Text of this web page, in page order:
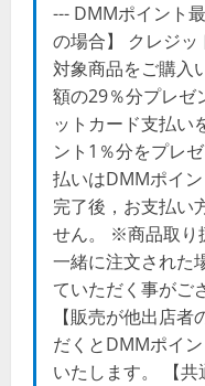
--- DMMポイント
の場合】 クレジ
対象商品をご購入
額の29％分プレゼ
ットカード支払い
ント1％分をプレ
払いはDMMポイ
完了後，お支払い
せん。 ※商品取り
一緒に注文された
ていただく事がご
【販売が他出店
だくとDMMポイ
いたします。 【